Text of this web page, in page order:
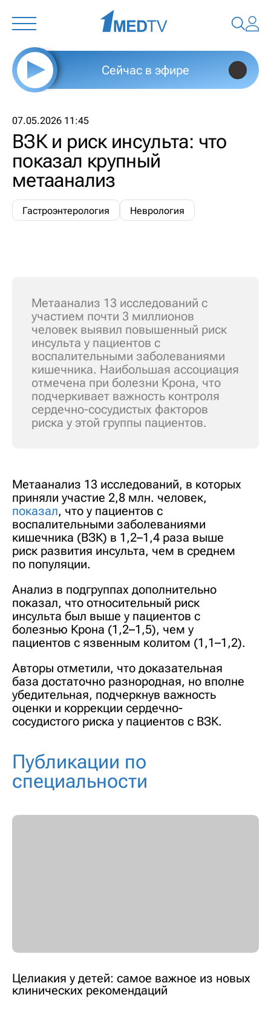
Сейчас в эфире
07.05.2026 11:45
ВЗК и риск инсульта: что
показал крупный
метаанализ
Гастроэнтерология Неврология
Метаанализ 13 исследований с
участием почти 3 миллионов
человек выявил повышенный риск
инсульта у пациентов с
воспалительными заболеваниями
кишечника. Наибольшая ассоциация
отмечена при болезни Крона, что
подчеркивает важность контроля
сердечно-сосудистых факторов
риска у этой группы пациентов.
Метаанализ 13 исследований, в которых
приняли участие 2,8 млн. человек,
показал, что у пациентов с
воспалительными заболеваниями
кишечника (ВЗК) в 1,2–1,4 раза выше
риск развития инсульта, чем в среднем
по популяции.
Анализ в подгруппах дополнительно
показал, что относительный риск
инсульта был выше у пациентов с
болезнью Крона (1,2–1,5), чем у
пациентов с язвенным колитом (1,1–1,2).
Авторы отметили, что доказательная
база достаточно разнородная, но вполне
убедительная, подчеркнув важность
оценки и коррекции сердечно-
сосудистого риска у пациентов с ВЗК.
Публикации по
специальности
Целиакия у детей: самое важное из новых
клинических рекомендаций